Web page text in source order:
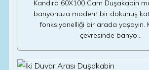
Kandıra 60X100 Cam Duşakabin
banyonuza modern bir dokunuş
fonksiyonelliği bir arada yaşayın.
çevresinde banyo…